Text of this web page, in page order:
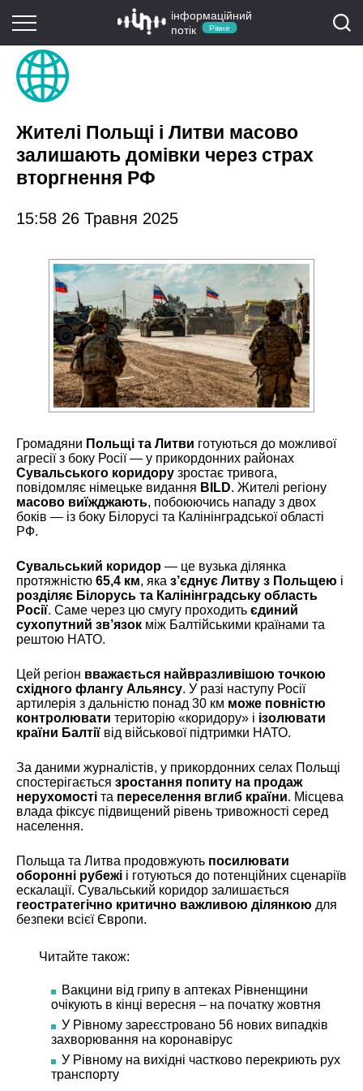
інформаційний
потік
Рівне
Жителі Польщі і Литви масово
залишають домівки через страх
вторгнення РФ
15:58 26 Травня 2025
Громадяни Польщі та Литви готуються до можливої
агресії з боку Росії — у прикордонних районах
Сувальського коридору зростає тривога,
повідомляє німецьке видання BILD. Жителі регіону
масово виїжджають, побоюючись нападу з двох
боків — із боку Білорусі та Калінінградської області
РФ.
Сувальський коридор — це вузька ділянка
протяжністю 65,4 км, яка з’єднує Литву з Польщею і
розділяє Білорусь та Калінінградську область
Росії. Саме через цю смугу проходить єдиний
сухопутний зв’язок між Балтійськими країнами та
рештою НАТО.
Цей регіон вважається найвразливішою точкою
східного флангу Альянсу. У разі наступу Росії
артилерія з дальністю понад 30 км може повністю
контролювати територію «коридору» і ізолювати
країни Балтії від військової підтримки НАТО.
За даними журналістів, у прикордонних селах Польщі
спостерігається зростання попиту на продаж
нерухомості та переселення вглиб країни. Місцева
влада фіксує підвищений рівень тривожності серед
населення.
Польща та Литва продовжують посилювати
оборонні рубежі і готуються до потенційних сценаріїв
ескалації. Сувальський коридор залишається
геостратегічно критично важливою ділянкою для
безпеки всієї Європи.
Читайте також:
Вакцини від грипу в аптеках Рівненщини
очікують в кінці вересня – на початку жовтня
У Рівному зареєстровано 56 нових випадків
захворювання на коронавірус
У Рівному на вихідні частково перекриють рух
транспорту